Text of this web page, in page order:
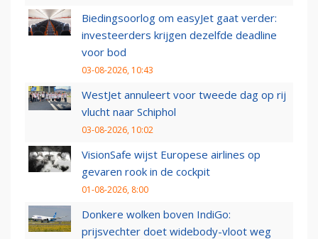
Biedingsoorlog om easyJet gaat verder:
investeerders krijgen dezelfde deadline
voor bod
03-08-2026, 10:43
WestJet annuleert voor tweede dag op rij
vlucht naar Schiphol
03-08-2026, 10:02
VisionSafe wijst Europese airlines op
gevaren rook in de cockpit
01-08-2026, 8:00
Donkere wolken boven IndiGo:
prijsvechter doet widebody-vloot weg